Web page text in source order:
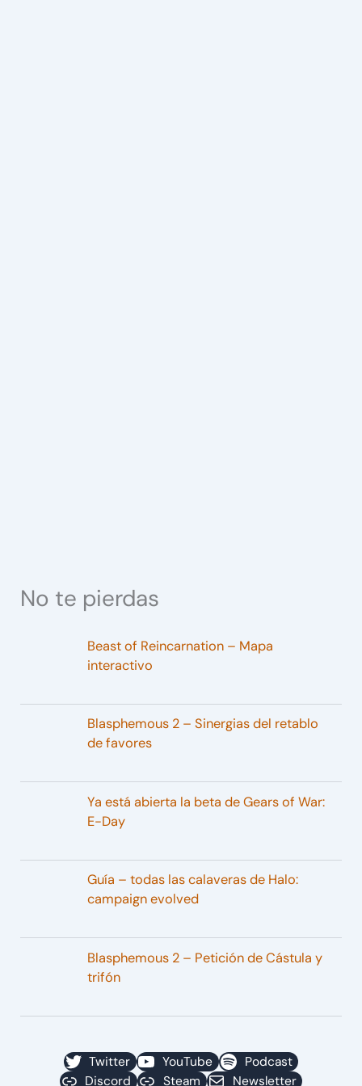
No te pierdas
Beast of Reincarnation – Mapa
interactivo
Blasphemous 2 – Sinergias del retablo
de favores
Ya está abierta la beta de Gears of War:
E-Day
Guía – todas las calaveras de Halo:
campaign evolved
Blasphemous 2 – Petición de Cástula y
trifón
Twitter YouTube
Podcast
Discord
Steam Newsletter